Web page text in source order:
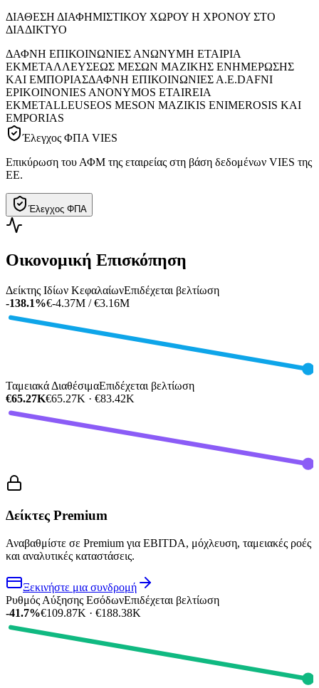
ΔΙΑΘΕΣΗ ΔΙΑΦΗΜΙΣΤΙΚΟΥ ΧΩΡΟΥ Η ΧΡΟΝΟΥ ΣΤΟ
ΔΙΑΔΙΚΤΥΟ
ΔΑΦΝΗ ΕΠΙΚΟΙΝΩΝΙΕΣ ΑΝΩΝΥΜΗ ΕΤΑΙΡΙΑ
ΕΚΜΕΤΑΛΛΕΥΣΕΩΣ ΜΕΣΩΝ ΜΑΖΙΚΗΣ ΕΝΗΜΕΡΩΣΗΣ
ΚΑΙ ΕΜΠΟΡΙΑΣΔΑΦΝΗ ΕΠΙΚΟΙΝΩΝΙΕΣ Α.Ε.DAFNI
EPIKOINONIES ANONYMOS ETAIREIA
EKMETALLEUSEOS MESON MAZIKIS ENIMEROSIS KAI
EMPORIAS
Έλεγχος ΦΠΑ VIES
Επικύρωση του ΑΦΜ της εταιρείας στη βάση δεδομένων VIES της
ΕΕ.
Έλεγχος ΦΠΑ
Οικονομική Επισκόπηση
Δείκτης Ιδίων ΚεφαλαίωνΕπιδέχεται βελτίωση
-138.1%€-4.37M / €3.16M
Ταμειακά ΔιαθέσιμαΕπιδέχεται βελτίωση
€65.27K€65.27K · €83.42K
Δείκτες Premium
Αναβαθμίστε σε Premium για EBITDA, μόχλευση, ταμειακές ροές
και αναλυτικές καταστάσεις.
Ξεκινήστε μια συνδρομή
Ρυθμός Αύξησης ΕσόδωνΕπιδέχεται βελτίωση
-41.7%€109.87K · €188.38K